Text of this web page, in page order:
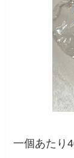
一個あたり